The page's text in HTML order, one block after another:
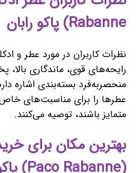
Rabanne) پاکو رابان
نظرات کاربران در مورد عطر و
رایحه‌های قوی، ماندگاری
منحصربه‌فرد بسته‌بندی اشاره
عطرها را برای مناسبت‌های
متمایز باشند، توصیه می‌کنند.
بهترین مکان برای
(Paco Rabanne) پاکو رابان کجاست؟